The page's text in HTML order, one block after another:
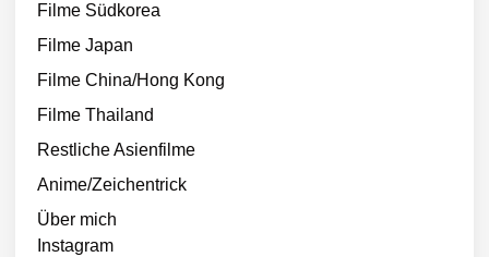
Filme Südkorea
Filme Japan
Filme China/Hong Kong
Filme Thailand
Restliche Asienfilme
Anime/Zeichentrick
Über mich
Instagram